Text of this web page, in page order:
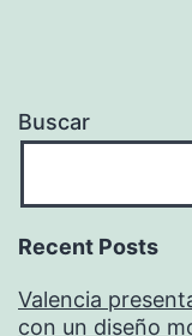
Buscar
Recent Posts
Valencia
con un diseño